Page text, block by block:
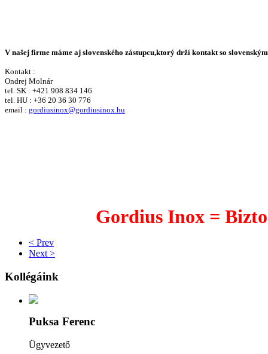
V našej firme máme aj slovenského zástupcu,ktorý drží kontakt so
Kontakt :
Ondrej Molnár
tel. SK : +421 908 834 146
tel. HU : +36 20 36 30 776
email : gordiusinox@gordiusinox.hu
Gordius Inox =
< Prev
Next >
Kollégáink
Puksa Ferenc
Ügyvezető